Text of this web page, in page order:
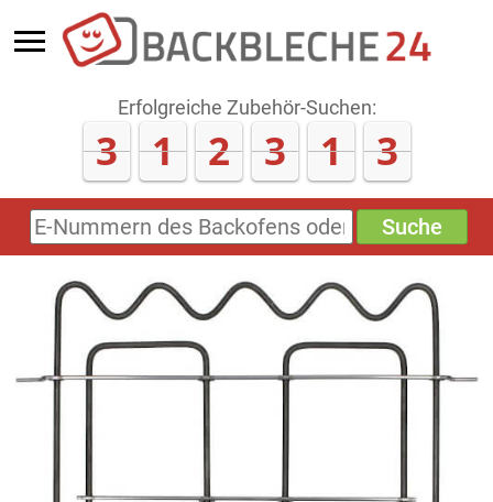
Erfolgreiche Zubehör-Suchen:
3 1 2 3 1 8
E-
Nummern
Backofens
(keine
Sonderzeichen)
Suche